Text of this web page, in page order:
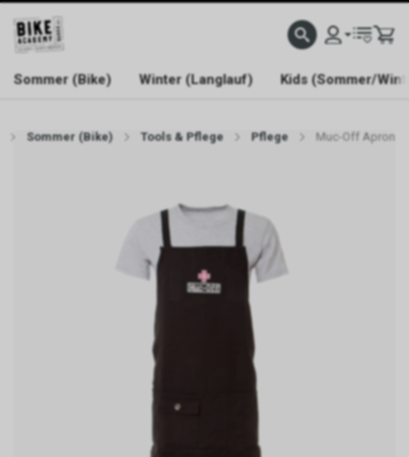
WELCOME TO BIKE ACADEMY
Sommer (Bike) Winter (Langlauf) Kids (Sommer/
Sommer (Bike) Tools & Pflege Pflege Muc-Off Apron